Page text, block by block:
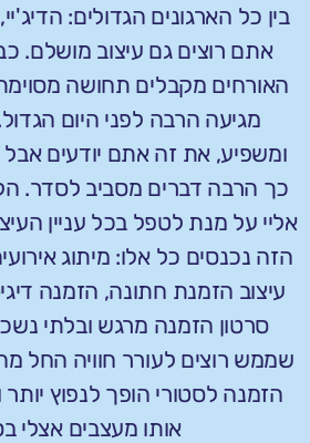
בין כל הארגונים הגדולים:
אתם רוצים גם עיצוב מושלם.
האורחים מקבלים תחושה
מגיעה הרבה לפני היום
ומשפיע, את זה אתם יודעים
כך הרבה דברים מסביב לסדר.
אליי על מנת לטפל בכל עניין
הזה נכנסים כל אלו: מיתוג
עיצוב הזמנת חתונה, הזמנה
סרטון הזמנה מרגש ובלתי
שממש רוצים לעורר חוויה החל
הזמנה לסטורי הופך לנפוץ יותר
אותו מעצבים אצלי